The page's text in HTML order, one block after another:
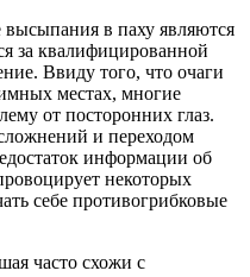
в паху являются
за квалифицированной
Ввиду того, что очаги
местах, многие
от посторонних глаз.
и переходом
информации об
некоторых
себе противогрибковые
часто схожи с